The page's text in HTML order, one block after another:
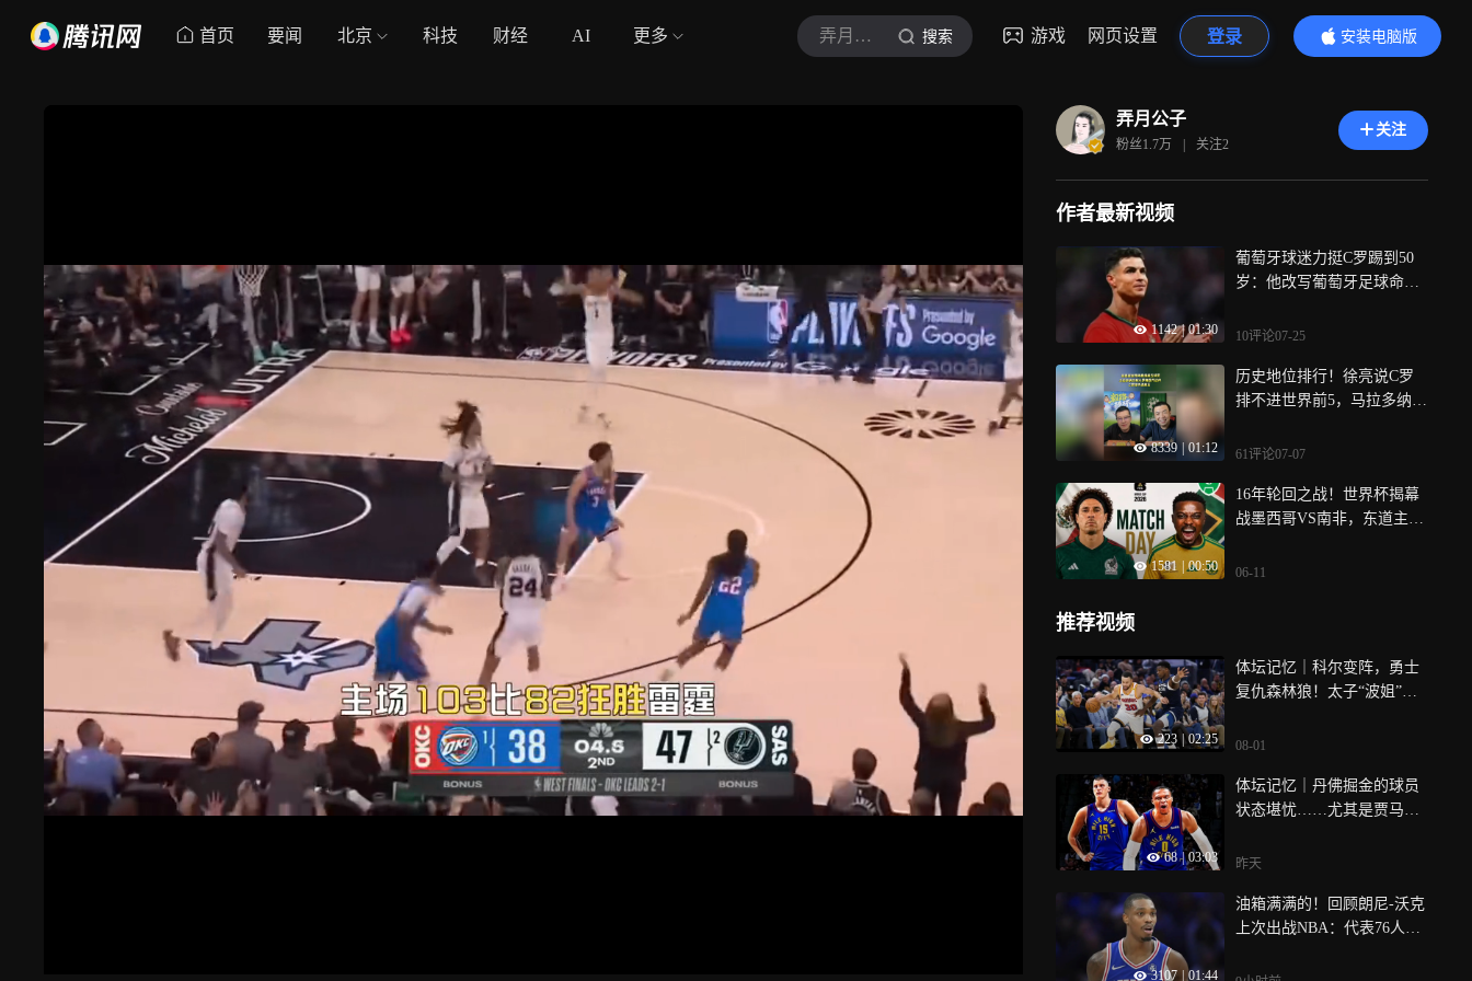
首页 要闻 北京 科技 财经 AI 更多 弄月公子 搜索 游戏 网页设置 登录
安装电脑版
内容更精彩
弄月公子
粉丝1.7万 | 关注2
关注
作者最新视频
1142 | 01:30
葡萄牙球迷力挺C罗踢到50
岁：他改写葡萄牙足球命
岁月
10评论07-25
8339 01:12
历史地位排行！徐亮说C罗
排不进世界前5，马拉多纳贝
前面
61评论07-07
1581 00:50
16年轮回之战！世界杯揭幕
战墨西哥VS南非，东道主天
手锏
06-11
推荐视频
223 02:25
体坛记忆｜科尔变阵，勇士
复仇森林狼！太子“波姐”会
08-01
68 | 03:03
体坛记忆｜丹佛掘金的球员
状态堪忧……尤其是贾马尔
昨天
3107 01:44
油箱满满的！回顾朗尼-沃克
上次出战NBA：代表76人狂